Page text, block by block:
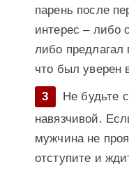
парень после
интерес – либо
либо предлагал
что был уверен
Не будьте
навязчивой.
мужчина не
отступите и